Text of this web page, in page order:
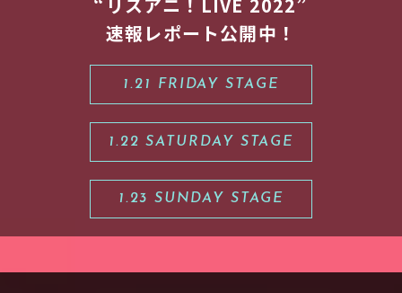
速報レポート公開中！
1.21 FRIDAY STAGE
1.22 SATURDAY STAGE
1.23 SUNDAY STAGE